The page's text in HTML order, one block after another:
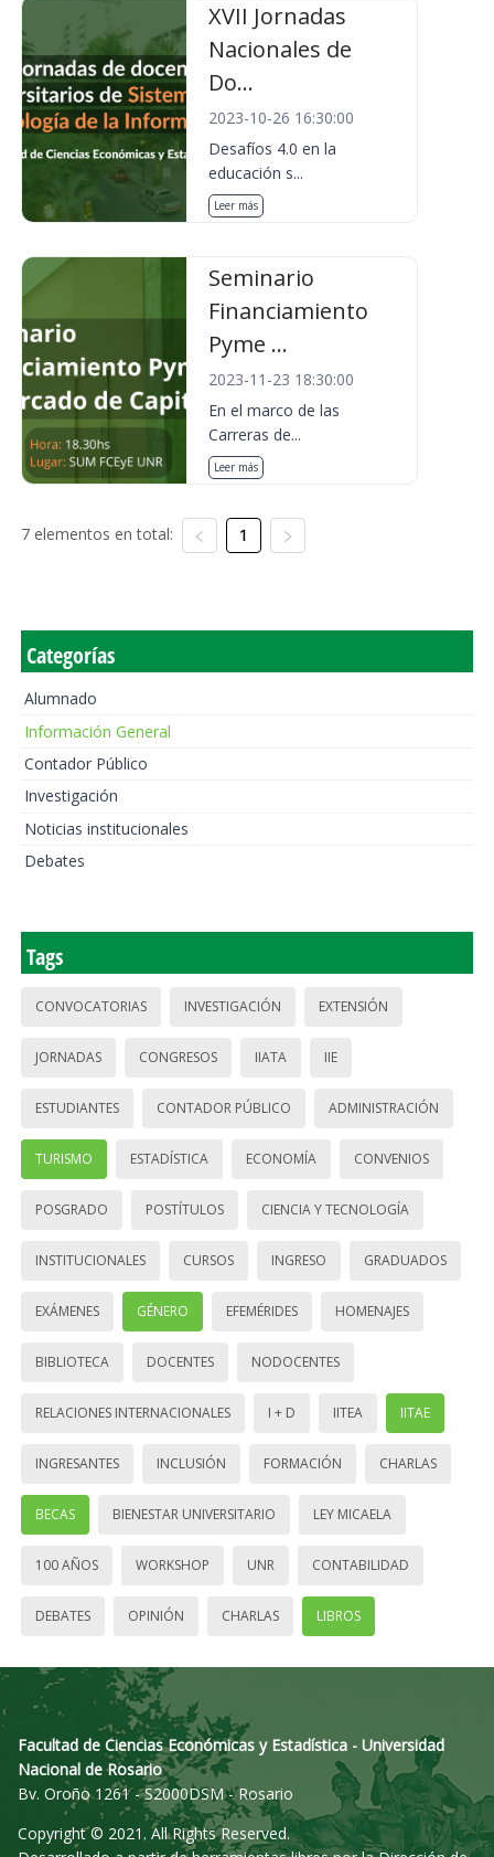
XVII Jornadas
Nacionales de
Do...
2023-10-26 16:30:00
Desafíos 4.0 en la
educación s...
Leer más
Seminario
Financiamiento
Pyme ...
2023-11-23 18:30:00
En el marco de las
Carreras de...
Leer más
7 elementos en total: 1
Categorías
Alumnado
Información General
Contador Público
Investigación
Noticias institucionales
Debates
Tags
CONVOCATORIAS INVESTIGACIÓN EXTENSIÓN
JORNADAS CONGRESOS IIATA IIE
ESTUDIANTES CONTADOR PÚBLICO ADMINISTRACIÓN
TURISMO ESTADÍSTICA ECONOMÍA CONVENIOS
POSGRADO POSTÍTULOS CIENCIA Y TECNOLOGÍA
INSTITUCIONALES CURSOS INGRESO GRADUADOS
EXÁMENES GÉNERO EFEMÉRIDES HOMENAJES
BIBLIOTECA DOCENTES NODOCENTES
RELACIONES INTERNACIONALES I + D IITEA IITAE
INGRESANTES INCLUSIÓN FORMACIÓN CHARLAS
BECAS BIENESTAR UNIVERSITARIO LEY MICAELA
100 AÑOS WORKSHOP UNR CONTABILIDAD
DEBATES OPINIÓN CHARLAS LIBROS
Facultad de Ciencias Económicas y Estadística - Universidad
Nacional de Rosario
Bv. Oroño 1261 - S2000DSM - Rosario
Copyright © 2021. All Rights Reserved.